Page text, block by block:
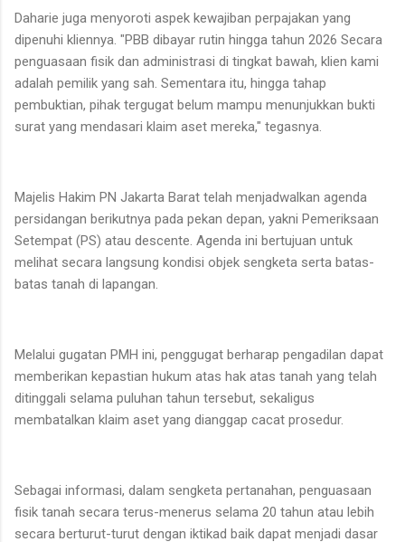
Daharie juga menyoroti aspek kewajiban perpajakan yang
dipenuhi kliennya. "PBB dibayar rutin hingga tahun 2026 Secara
penguasaan fisik dan administrasi di tingkat bawah, klien kami
adalah pemilik yang sah. Sementara itu, hingga tahap
pembuktian, pihak tergugat belum mampu menunjukkan bukti
surat yang mendasari klaim aset mereka," tegasnya.
Majelis Hakim PN Jakarta Barat telah menjadwalkan agenda
persidangan berikutnya pada pekan depan, yakni Pemeriksaan
Setempat (PS) atau descente. Agenda ini bertujuan untuk
melihat secara langsung kondisi objek sengketa serta batas-
batas tanah di lapangan.
Melalui gugatan PMH ini, penggugat berharap pengadilan dapat
memberikan kepastian hukum atas hak atas tanah yang telah
ditinggali selama puluhan tahun tersebut, sekaligus
membatalkan klaim aset yang dianggap cacat prosedur.
Sebagai informasi, dalam sengketa pertanahan, penguasaan
fisik tanah secara terus-menerus selama 20 tahun atau lebih
secara berturut-turut dengan iktikad baik dapat menjadi dasar